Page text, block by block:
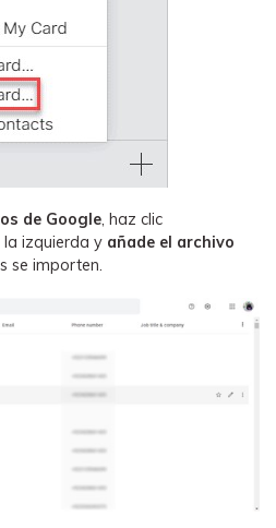
de Google, haz clic
la izquierda y añade el archivo
se importen.